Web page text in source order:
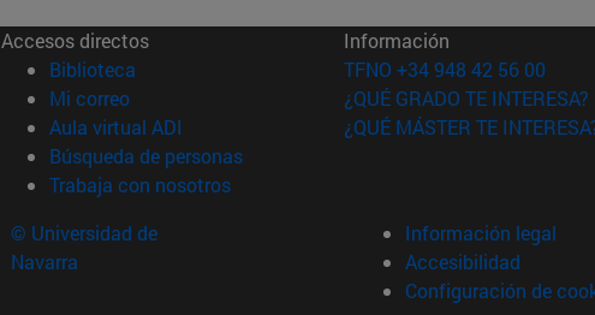
Accesos directos
Biblioteca (abre en nueva ventana)
Mi correo(abre en nueva ventana)
Aula virtual ADI (abre en nueva ventana)
Búsqueda de personas(abre en nueva ventana)
Trabaja con nosotros(abre en nueva ventana)
Información
TFNO +34 948 42 56 00
¿QUÉ GRADO TE INTERESA?
¿QUÉ MÁSTER TE
© Universidad de
Navarra
Información legal
Accesibilidad
Configuración de